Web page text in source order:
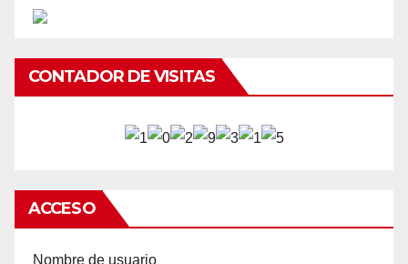
CONTADOR DE VISITAS
ACCESO
Nombre de usuario